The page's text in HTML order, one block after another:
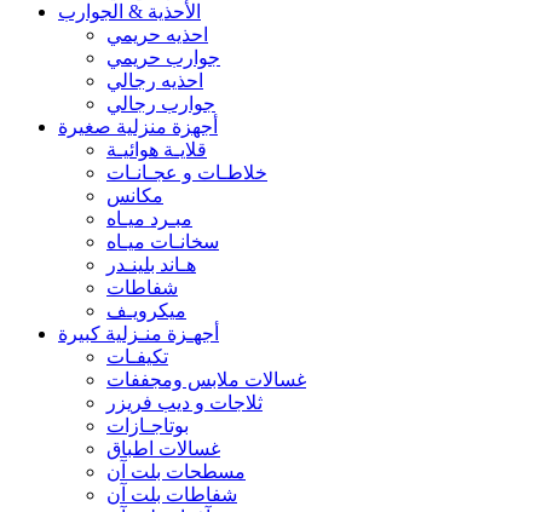
الأحذية & الجوارب
احذيه حريمي
جوارب حريمي
احذيه رجالي
جوارب رجالي
أجهزة منزلية صغيرة
قلايـة هوائيـة
خلاطـات و عجـانـات
مكانس
مبـرد ميـاه
سخانـات ميـاه
هـاند بلينـدر
شفاطات
ميكرويـف
أجهـزة منـزلية كبيرة
تكيفـات
غسالات ملابس ومجففات
ثلاجات و ديب فريزر
بوتاجـازات
غسالات اطباق
مسطحات بلت آن
شفاطات بلت آن